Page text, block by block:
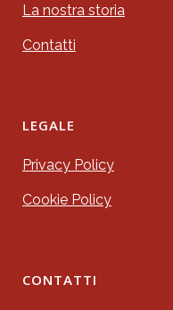
La nostra storia
Contatti
LEGALE
Privacy Policy
Cookie Policy
CONTATTI